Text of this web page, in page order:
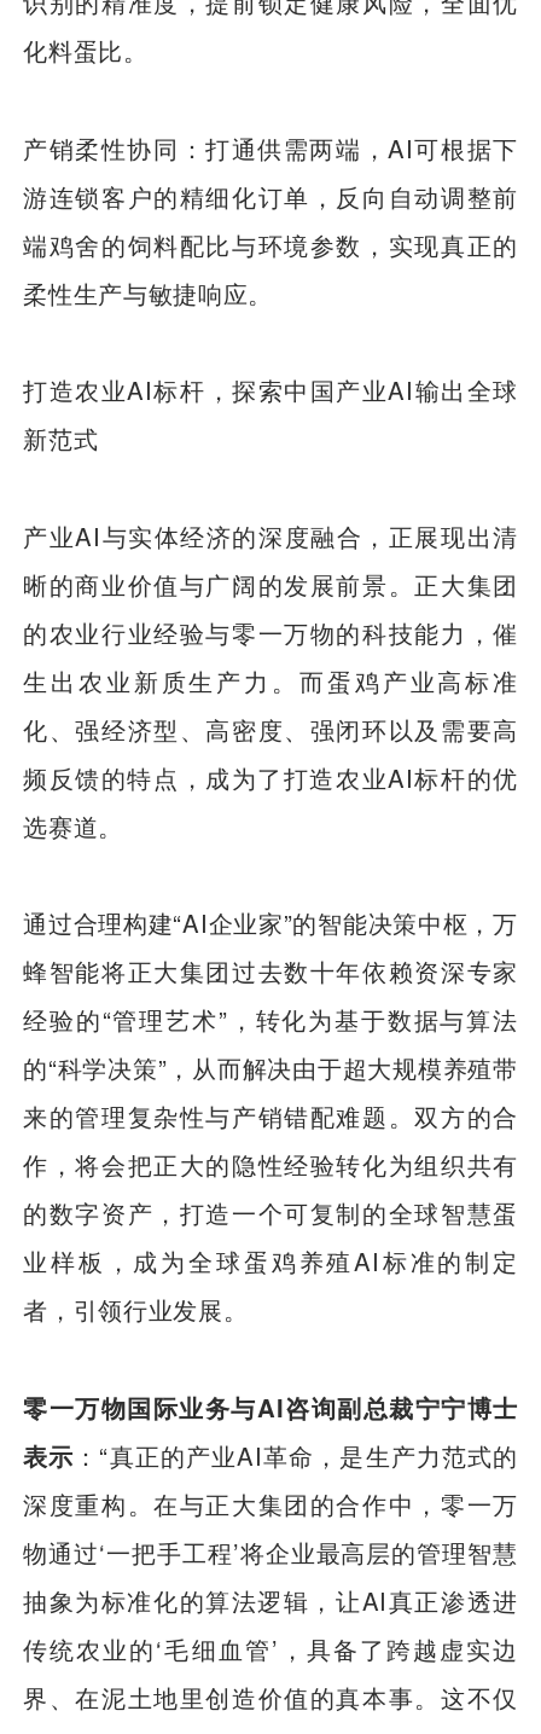
化料蛋比。
产销柔性协同：打通供需两端，AI可根据下
游连锁客户的精细化订单，反向自动调整前
端鸡舍的饲料配比与环境参数，实现真正的
柔性生产与敏捷响应。
打造农业AI标杆，探索中国产业AI输出全球
新范式
产业AI与实体经济的深度融合，正展现出清
晰的商业价值与广阔的发展前景。正大集团
的农业行业经验与零一万物的科技能力，催
生出农业新质生产力。而蛋鸡产业高标准
化、强经济型、高密度、强闭环以及需要高
频反馈的特点，成为了打造农业AI标杆的优
选赛道。
通过合理构建“AI企业家”的智能决策中枢，万
蜂智能将正大集团过去数十年依赖资深专家
经验的“管理艺术”，转化为基于数据与算法
的“科学决策”，从而解决由于超大规模养殖带
来的管理复杂性与产销错配难题。双方的合
作，将会把正大的隐性经验转化为组织共有
的数字资产，打造一个可复制的全球智慧蛋
业样板，成为全球蛋鸡养殖AI标准的制定
者，引领行业发展。
零一万物国际业务与AI咨询副总裁宁宁博士
表示 ：“真正的产业AI革命，是生产力范式的
深度重构。在与正大集团的合作中，零一万
物通过‘一把手工程’将企业最高层的管理智慧
抽象为标准化的算法逻辑，让AI真正渗透进
传统农业的‘毛细血管’，具备了跨越虚实边
界、在泥土地里创造价值的真本事。这不仅